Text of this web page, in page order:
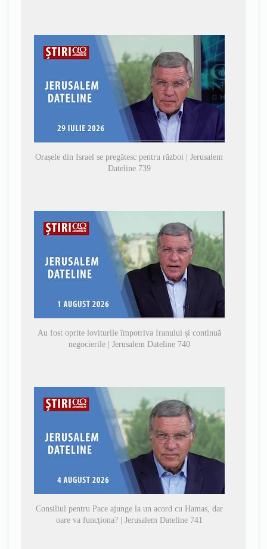
Orașele din Israel se pregătesc pentru război | Jerusalem
Dateline 739
Au fost oprite loviturile împotriva Iranului și continuă
negocierile | Jerusalem Dateline 740
Consiliul pentru Pace ajunge la un acord cu Hamas, dar
oare va funcționa? | Jerusalem Dateline 741